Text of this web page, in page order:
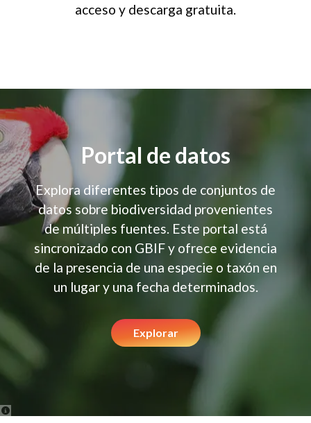
acceso y descarga gratuita.
Portal de datos
Explora diferentes tipos de conjuntos de
datos sobre biodiversidad provenientes
de múltiples fuentes. Este portal está
sincronizado con GBIF y ofrece evidencia
de la presencia de una especie o taxón en
un lugar y una fecha determinados.
Explorar